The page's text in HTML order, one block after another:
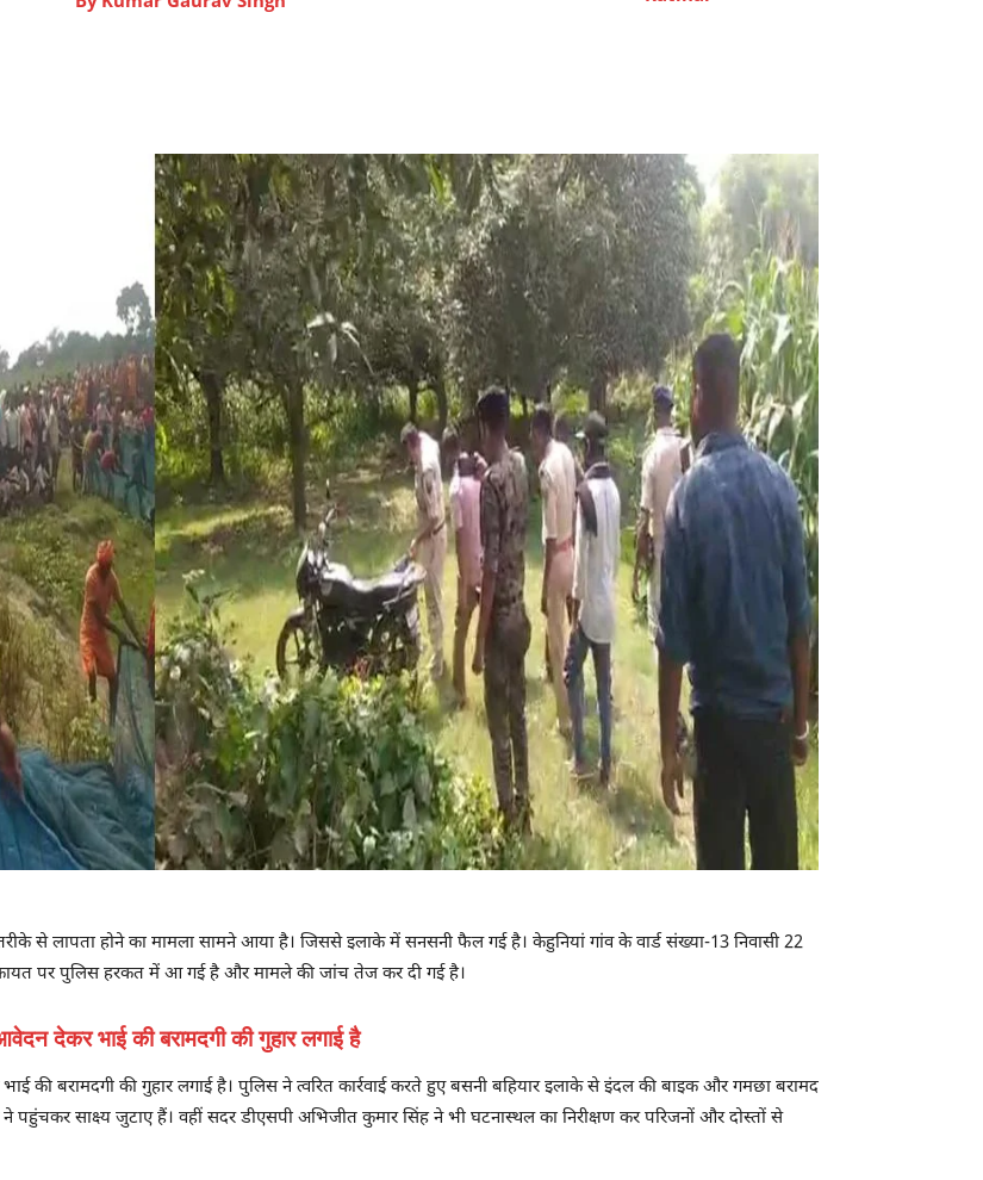
से लापता होने का मामला सामने आया है। जिससे इलाके में सनसनी फैल गई है। केहुनियां गांव के वार्ड संख्या-13 निवासी 22
पर पुलिस हरकत में आ गई है और मामले की जांच तेज कर दी गई है।
देकर भाई की बरामदगी की गुहार लगाई है
की बरामदगी की गुहार लगाई है। पुलिस ने त्वरित कार्रवाई करते हुए बसनी बहियार इलाके से इंदल की बाइक और गमछा बरामद
साक्ष्य जुटाए हैं। वहीं सदर डीएसपी अभिजीत कुमार सिंह ने भी घटनास्थल का निरीक्षण कर परिजनों और दोस्तों से